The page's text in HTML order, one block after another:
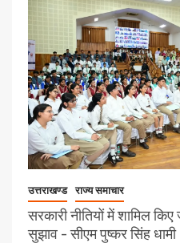
उत्तराखण्ड राज्य समाचार
सरकारी नीतियों में शामिल
सुझाव – सीएम पुष्कर सिंह धामी